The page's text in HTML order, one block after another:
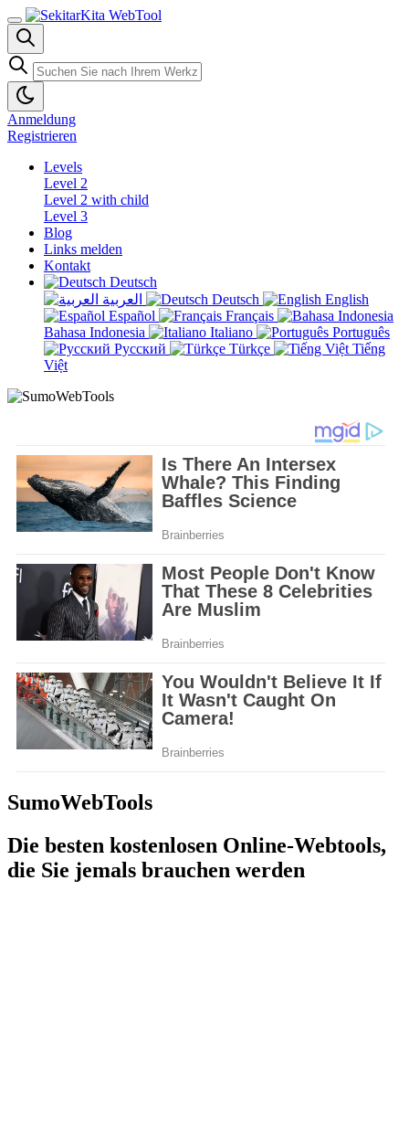
Anmeldung
Registrieren
Levels
Level 2
Level 2 with child
Level 3
Blog
Links melden
Kontakt
Deutsch
Deutsch
English
Español
Français
Bahasa Indonesia
Italiano
Português
Русский
Türkçe
Tiếng
Việt
SumoWebTools
Die besten kostenlosen Online-Webtools,
die Sie jemals brauchen werden